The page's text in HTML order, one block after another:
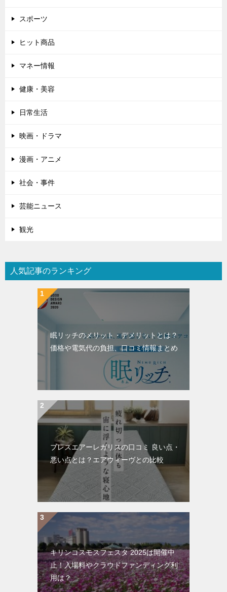
スポーツ
ヒット商品
マネー情報
健康・美容
日常生活
映画・ドラマ
漫画・アニメ
社会・事件
芸能ニュース
観光
人気記事のランキング
眠リッチのメリット・デメリットとは？
価格や電気代の負担、口コミ情報まとめ
ブレスエアーレガリスの口コミ 良い点・
悪い点とは？エアウィーヴとの比較
キリンコスモスフェスタ 2025は開催中
止！入場料やクラウドファンディング利
用は？